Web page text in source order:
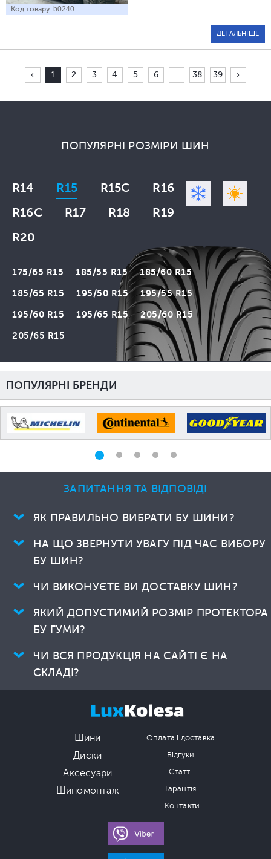
ЗАПИТАННЯ ТА ВІДПОВІДІ
ЯК ПРАВИЛЬНО ВИБРАТИ БУ ШИНИ?
НА ЩО ЗВЕРНУТИ УВАГУ ПІД ЧАС ВИБОРУ
БУ ШИН?
ЧИ ВИКОНУЄТЕ ВИ ДОСТАВКУ ШИН?
ЯКИЙ ДОПУСТИМИЙ РОЗМІР ПРОТЕКТОРА
БУ ГУМИ?
ЧИ ВСЯ ПРОДУКЦІЯ НА САЙТІ Є НА
СКЛАДІ?
Код товару: b0240
ДЕТАЛЬНІШЕ
‹ 1 2 3 4 5 6 ... 38 39 ›
ПОПУЛЯРНІ РОЗМІРИ ШИН
R14 R15 R15C
R16
R16C
R17 R18
R19
R20
175/65 R15 185/55 R15
185/60 R15
185/65 R15
195/50 R15
195/55 R15
195/60 R15
195/65 R15
205/60 R15
205/65 R15
ПОПУЛЯРНІ БРЕНДИ
Шини
Диски
Аксесуари
Шиномонтаж
Оплата і доставка
Відгуки
Статті
Гарантія
Контакти